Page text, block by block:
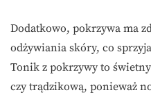
Dodatkowo, pokrzywa ma
odżywiania skóry, co
Tonik z pokrzywy to
czy trądzikową, ponieważ